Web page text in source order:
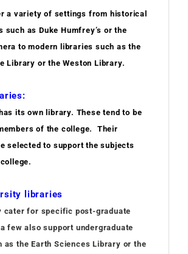
a variety of settings from historical
such as Duke Humfrey’s or the
to modern libraries such as the
Library or the Weston Library.
its own library. These tend to be
of the college. Their
selected to support the subjects
libraries
cater for specific post-graduate
few also support undergraduate
as the Earth Sciences Library or the